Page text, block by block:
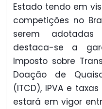
Estado tendo em
competições no
serem
destaca-se a
Imposto sobre
Doação de
(ITCD), IPVA e
estará em vigor